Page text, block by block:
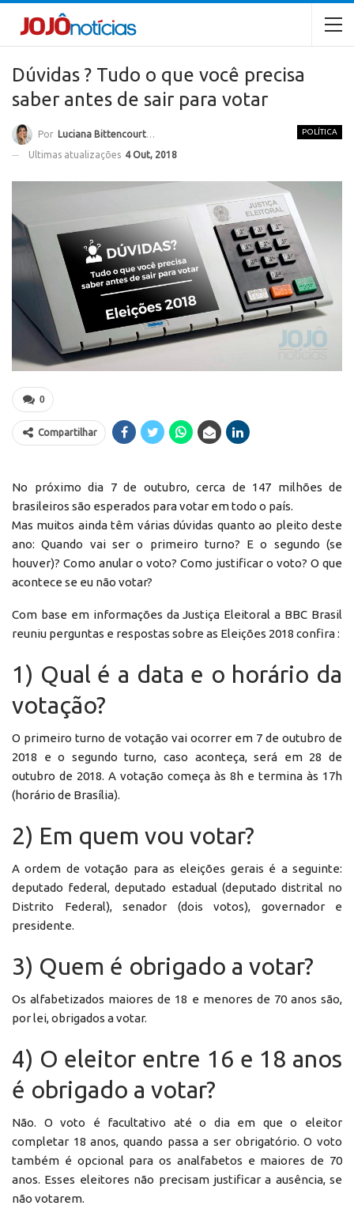
Dúvidas ? Tudo o que você precisa
saber antes de sair para votar
POLÍTICA
Por Luciana Bittencourt Ramos
Ultimas atualizações 4 Out, 2018
0
Compartilhar
No próximo dia 7 de outubro, cerca de 147 milhões de
brasileiros são esperados para votar em todo o país.
Mas muitos ainda têm várias dúvidas quanto ao pleito deste
ano: Quando vai ser o primeiro turno? E o segundo (se
houver)? Como anular o voto? Como justificar o voto? O que
acontece se eu não votar?
Com base em informações da Justiça Eleitoral a BBC Brasil
reuniu perguntas e respostas sobre as Eleições 2018 confira :
1) Qual é a data e o horário da
votação?
O primeiro turno de votação vai ocorrer em 7 de outubro de
2018 e o segundo turno, caso aconteça, será em 28 de
outubro de 2018. A votação começa às 8h e termina às 17h
(horário de Brasília).
2) Em quem vou votar?
A ordem de votação para as eleições gerais é a seguinte:
deputado federal, deputado estadual (deputado distrital no
Distrito Federal), senador (dois votos), governador e
presidente.
3) Quem é obrigado a votar?
Os alfabetizados maiores de 18 e menores de 70 anos são,
por lei, obrigados a votar.
4) O eleitor entre 16 e 18 anos
é obrigado a votar?
Não. O voto é facultativo até o dia em que o eleitor
completar 18 anos, quando passa a ser obrigatório. O voto
também é opcional para os analfabetos e maiores de 70
anos. Esses eleitores não precisam justificar a ausência, se
não votarem.